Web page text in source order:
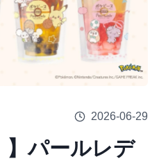
2026-06-29
】パールレデ